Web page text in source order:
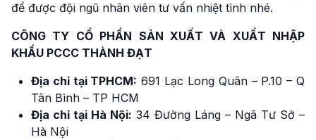
để được đội ngũ nhân viên tư vấn nhiệt tình nhé.
CÔNG TY CỔ PHẦN SẢN XUẤT VÀ XUẤT NHẬP
KHẨU PCCC THÀNH ĐẠT
Địa chỉ tại TPHCM: 691 Lạc Long Quân – P.10 – Q
Tân Bình – TP HCM
Địa chỉ tại Hà Nội: 34 Đường Láng – Ngã Tư Sở –
Hà Nội